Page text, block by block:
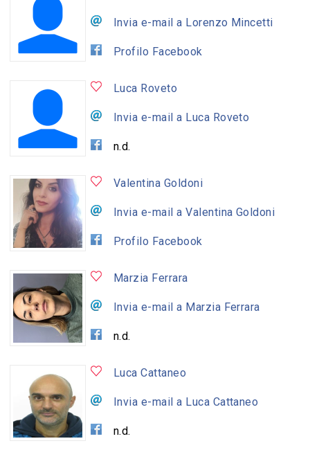
Invia e-mail a Lorenzo Mincetti
Profilo Facebook
Luca Roveto
Invia e-mail a Luca Roveto
n.d.
Valentina Goldoni
Invia e-mail a Valentina Goldoni
Profilo Facebook
Marzia Ferrara
Invia e-mail a Marzia Ferrara
n.d.
Luca Cattaneo
Invia e-mail a Luca Cattaneo
n.d.